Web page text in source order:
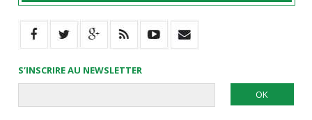
S’INSCRIRE AU NEWSLETTER